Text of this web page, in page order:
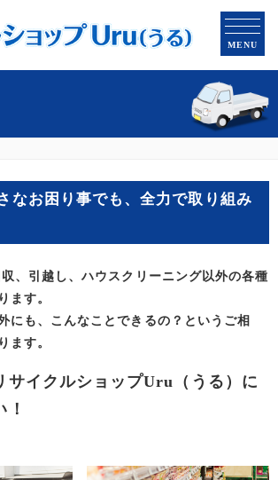
MENU
なお困り事でも、全力で取り組み
、引越し、ハウスクリーニング以外の各種
ます。
にも、こんなことできるの？というご相
ます。
サイクルショップUru（うる）に